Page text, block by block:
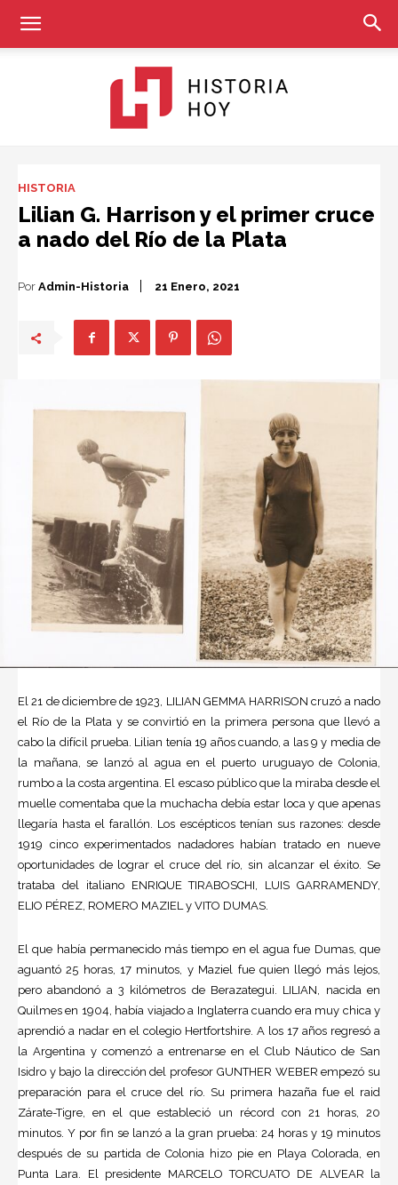
Hoy
HISTORIA
Lilian G. Harrison y el primer cruce
a nado del Río de la Plata
Por Admin-Historia 21 Enero, 2021
El 21 de diciembre de 1923, LILIAN GEMMA HARRISON cruzó a nado
el Río de la Plata y se convirtió en la primera persona que llevó a
cabo la difícil prueba. Lilian tenía 19 años cuando, a las 9 y media de
la mañana, se lanzó al agua en el puerto uruguayo de Colonia,
rumbo a la costa argentina. El escaso público que la miraba desde el
muelle comentaba que la muchacha debía estar loca y que apenas
llegaría hasta el farallón. Los escépticos tenían sus razones: desde
1919 cinco experimentados nadadores habían tratado en nueve
oportunidades de lograr el cruce del río, sin alcanzar el éxito. Se
trataba del italiano ENRIQUE TIRABOSCHI, LUIS GARRAMENDY,
ELIO PÉREZ, ROMERO MAZIEL y VITO DUMAS.
El que había permanecido más tiempo en el agua fue Dumas, que
aguantó 25 horas, 17 minutos, y Maziel fue quien llegó más lejos,
pero abandonó a 3 kilómetros de Berazategui. LILIAN, nacida en
Quilmes en 1904, había viajado a Inglaterra cuando era muy chica y
aprendió a nadar en el colegio Hertfortshire. A los 17 años regresó a
la Argentina y comenzó a entrenarse en el Club Náutico de San
Isidro y bajo la dirección del profesor GUNTHER WEBER empezó su
preparación para el cruce del río. Su primera hazaña fue el raid
Zárate-Tigre, en el que estableció un récord con 21 horas, 20
minutos. Y por fin se lanzó a la gran prueba: 24 horas y 19 minutos
después de su partida de Colonia hizo pie en Playa Colorada, en
Punta Lara. El presidente MARCELO TORCUATO DE ALVEAR la